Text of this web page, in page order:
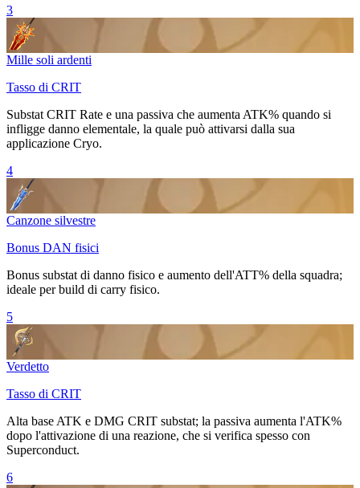
3
Mille soli ardenti
Tasso di CRIT
Substat CRIT Rate e una passiva che aumenta ATK% quando si
infligge danno elementale, la quale può attivarsi dalla sua
applicazione Cryo.
4
Canzone silvestre
Bonus DAN fisici
Bonus substat di danno fisico e aumento dell'ATT% della squadra;
ideale per build di carry fisico.
5
Verdetto
Tasso di CRIT
Alta base ATK e DMG CRIT substat; la passiva aumenta l'ATK%
dopo l'attivazione di una reazione, che si verifica spesso con
Superconduct.
6